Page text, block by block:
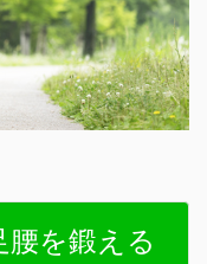
を鍛える